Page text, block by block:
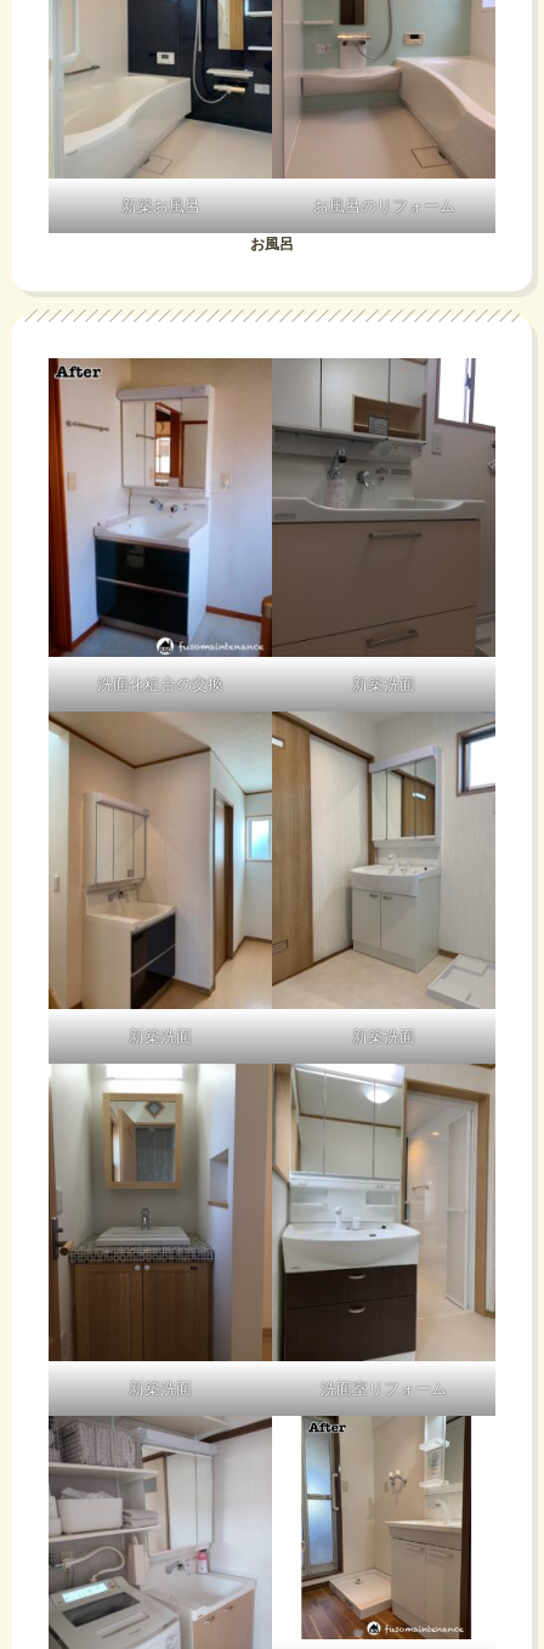
新築お風呂 お風呂のリフォーム
お風呂
洗面化粧台の交換 新築洗面
新築洗面 新築洗面
新築洗面 洗面室リフォーム